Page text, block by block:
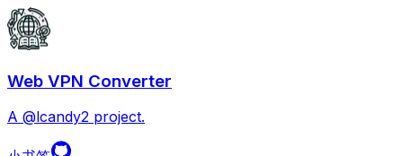
Web VPN Converter
A @lcandy2 project.